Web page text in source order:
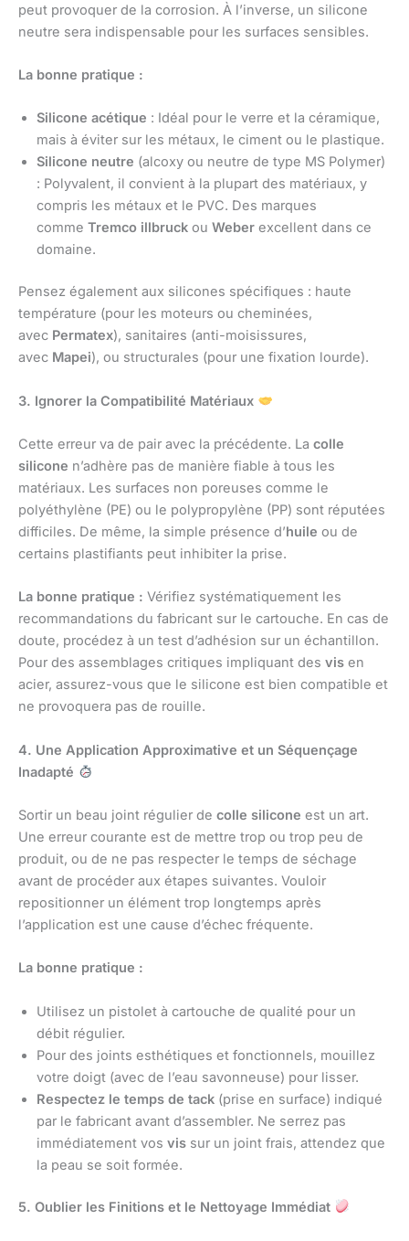
peut provoquer de la corrosion. À l’inverse, un silicone
neutre sera indispensable pour les surfaces sensibles.
La bonne pratique :
Silicone acétique : Idéal pour le verre et la céramique,
mais à éviter sur les métaux, le ciment ou le plastique.
Silicone neutre (alcoxy ou neutre de type MS Polymer)
: Polyvalent, il convient à la plupart des matériaux, y
compris les métaux et le PVC. Des marques
comme Tremco illbruck ou Weber excellent dans ce
domaine.
Pensez également aux silicones spécifiques : haute
température (pour les moteurs ou cheminées,
avec Permatex), sanitaires (anti-moisissures,
avec Mapei), ou structurales (pour une fixation lourde).
3. Ignorer la Compatibilité Matériaux
Cette erreur va de pair avec la précédente. La colle
silicone n’adhère pas de manière fiable à tous les
matériaux. Les surfaces non poreuses comme le
polyéthylène (PE) ou le polypropylène (PP) sont réputées
difficiles. De même, la simple présence d’huile ou de
certains plastifiants peut inhibiter la prise.
La bonne pratique : Vérifiez systématiquement les
recommandations du fabricant sur le cartouche. En cas de
doute, procédez à un test d’adhésion sur un échantillon.
Pour des assemblages critiques impliquant des vis en
acier, assurez-vous que le silicone est bien compatible et
ne provoquera pas de rouille.
4. Une Application Approximative et un Séquençage
Inadapté
Sortir un beau joint régulier de colle silicone est un art.
Une erreur courante est de mettre trop ou trop peu de
produit, ou de ne pas respecter le temps de séchage
avant de procéder aux étapes suivantes. Vouloir
repositionner un élément trop longtemps après
l’application est une cause d’échec fréquente.
La bonne pratique :
Utilisez un pistolet à cartouche de qualité pour un
débit régulier.
Pour des joints esthétiques et fonctionnels, mouillez
votre doigt (avec de l’eau savonneuse) pour lisser.
Respectez le temps de tack (prise en surface) indiqué
par le fabricant avant d’assembler. Ne serrez pas
immédiatement vos vis sur un joint frais, attendez que
la peau se soit formée.
5. Oublier les Finitions et le Nettoyage Immédiat